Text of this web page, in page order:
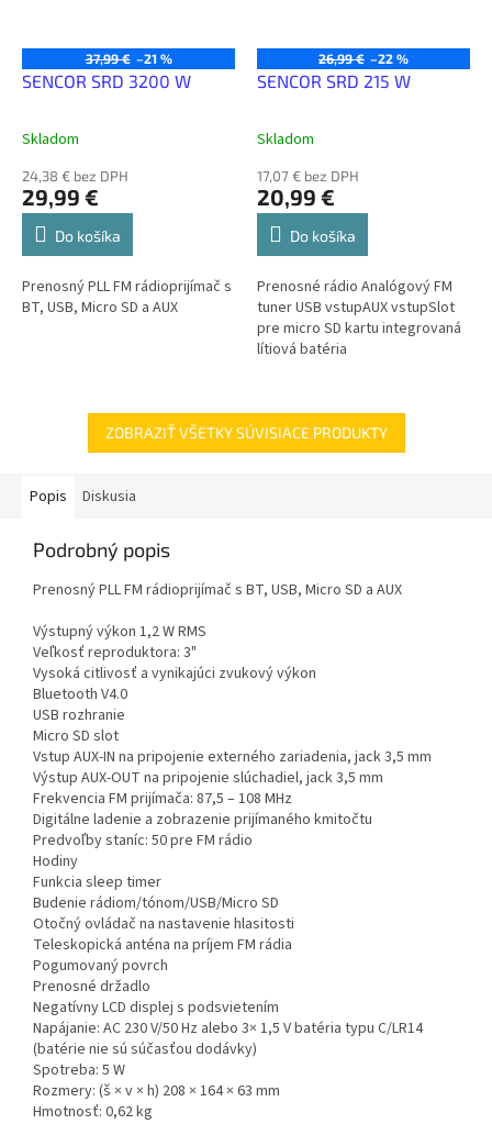
37,99 € –21 %
SENCOR SRD 3200 W
Skladom
24,38 € bez DPH
29,99 €
Do košíka
Prenosný PLL FM rádioprijímač s
BT, USB, Micro SD a AUX
26,99 € –22 %
SENCOR SRD 215 W
Skladom
17,07 € bez DPH
20,99 €
Do košíka
Prenosné rádio Analógový FM
tuner USB vstupAUX vstupSlot
pre micro SD kartu integrovaná
lítiová batéria
ZOBRAZIŤ VŠETKY SÚVISIACE PRODUKTY
Popis Diskusia
Podrobný popis
Prenosný PLL FM rádioprijímač s BT, USB, Micro SD a AUX
Výstupný výkon 1,2 W RMS
Veľkosť reproduktora: 3"
Vysoká citlivosť a vynikajúci zvukový výkon
Bluetooth V4.0
USB rozhranie
Micro SD slot
Vstup AUX-IN na pripojenie externého zariadenia, jack 3,5 mm
Výstup AUX-OUT na pripojenie slúchadiel, jack 3,5 mm
Frekvencia FM prijímača: 87,5 – 108 MHz
Digitálne ladenie a zobrazenie prijímaného kmitočtu
Predvoľby staníc: 50 pre FM rádio
Hodiny
Funkcia sleep timer
Budenie rádiom/tónom/USB/Micro SD
Otočný ovládač na nastavenie hlasitosti
Teleskopická anténa na príjem FM rádia
Pogumovaný povrch
Prenosné držadlo
Negatívny LCD displej s podsvietením
Napájanie: AC 230 V/50 Hz alebo 3× 1,5 V batéria typu C/LR14
(batérie nie sú súčasťou dodávky)
Spotreba: 5 W
Rozmery: (š × v × h) 208 × 164 × 63 mm
Hmotnosť: 0,62 kg